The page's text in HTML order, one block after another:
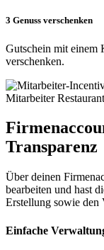
3 Genuss verschenken
Gutschein mit einem
verschenken.
Transparenz
Über deinen
bearbeiten und hast
Erstellung sowie den
Einfache